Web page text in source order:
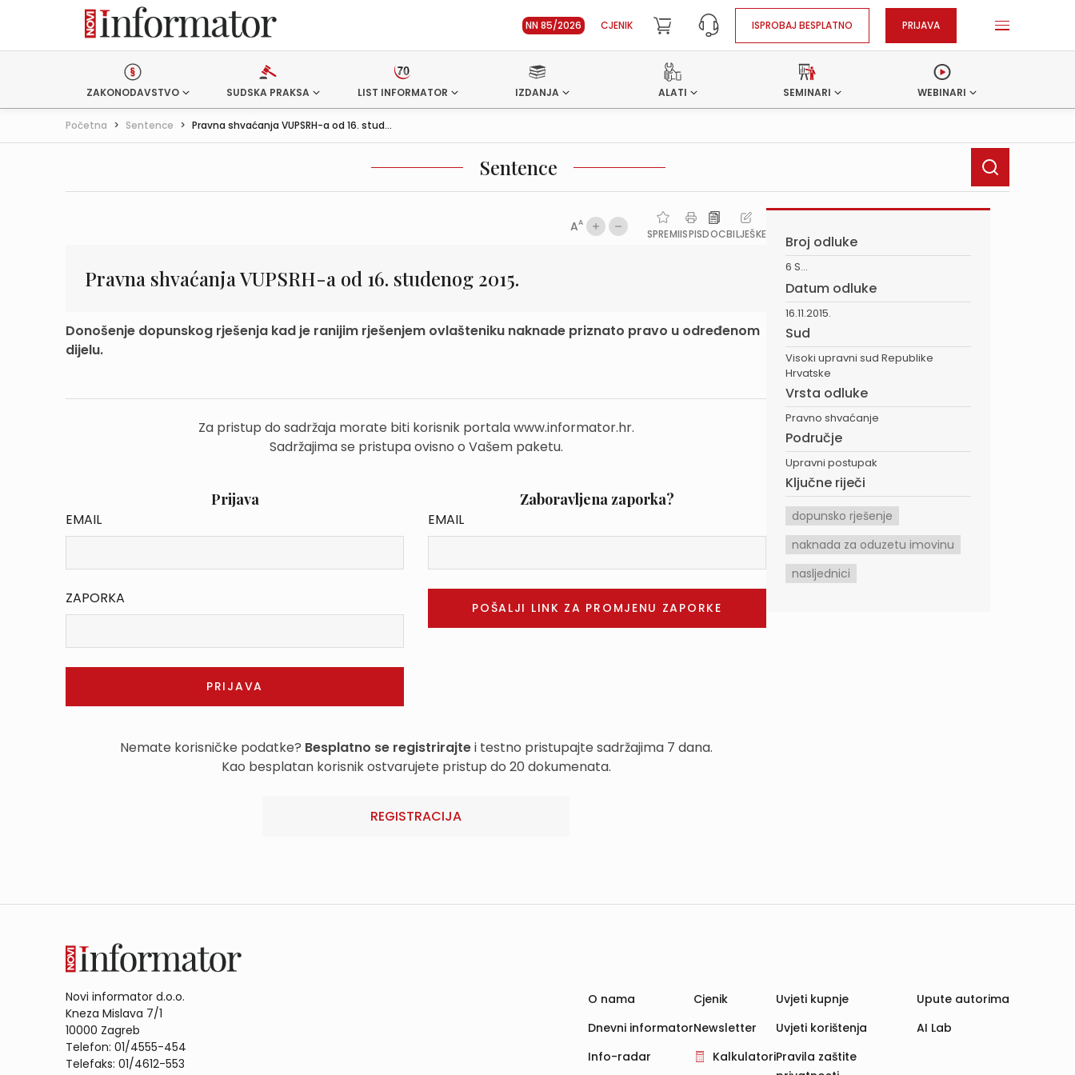
NN 85/2026 CJENIK ISPROBAJ BESPLATNO PRIJAVA
ZAKONODAVSTVO SUDSKA PRAKSA LIST INFORMATOR IZDANJA ALATI SEMINARI WEBINARI
Početna > Sentence > Pravna shvaćanja VUPSRH-a od 16. stud...
Sentence
AA
SPREMIISPISDOCBILJEŠKE
Pravna shvaćanja VUPSRH-a od 16. studenog 2015.
Donošenje dopunskog rješenja kad je ranijim rješenjem ovlašteniku naknade priznato pravo u određenom
dijelu.
Za pristup do sadržaja morate biti korisnik portala www.informator.hr.
Sadržajima se pristupa ovisno o Vašem paketu.
Prijava
EMAIL
ZAPORKA
Zaboravljena zaporka?
EMAIL
Nemate korisničke podatke? Besplatno se registrirajtei testno pristupajte sadržajima 7 dana.
Kao besplatan korisnik ostvarujete pristup do 20 dokumenata.
REGISTRACIJA
Broj odluke
6 S...
Datum odluke
16.11.2015.
Sud
Visoki upravni sud Republike
Hrvatske
Vrsta odluke
Pravno shvaćanje
Područje
Upravni postupak
Ključne riječi
dopunsko rješenje
naknada za oduzetu imovinu
nasljednici
Novi informator d.o.o.
Kneza Mislava 7/1
10000 Zagreb
Telefon: 01/4555-454
Telefaks: 01/4612-553
O nama
Dnevni informator
Info-radar
Cjenik
Newsletter
Kalkulatori
Uvjeti kupnje
Uvjeti korištenja
Pravila zaštite
Upute autorima
AI Lab